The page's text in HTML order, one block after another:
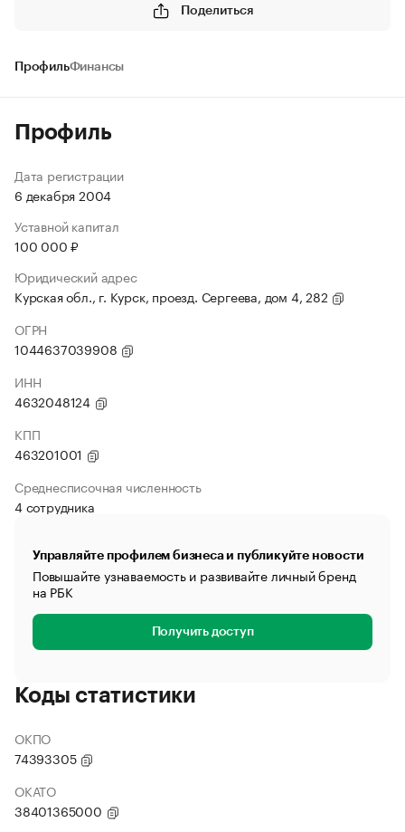
Поделиться
ПрофильФинансы
Профиль
Дата регистрации
6 декабря 2004
Уставной капитал
100 000 ₽
Юридический адрес
Курская обл., г. Курск, проезд. Сергеева, дом 4, 282
ОГРН
1044637039908
ИНН
4632048124
КПП
463201001
Среднесписочная численность
4 сотрудника
Управляйте профилем бизнеса и публикуйте новости
Повышайте узнаваемость и развивайте личный бренд
на РБК
Получить доступ
Коды статистики
ОКПО
74393305
ОКАТО
38401365000